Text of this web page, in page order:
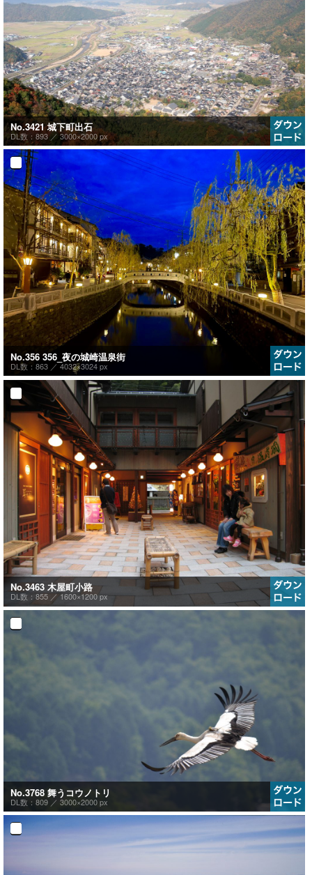
No.3421 城下町出石
DL数：893 ／3000×2000 px
No.356 356_夜の城崎温泉街
DL数：863 ／4032×3024 px
No.3463 木屋町小路
DL数：855 ／ 1600×1200 px
No.3768 舞うコウノトリ
DL数：809 ／ 3000×2000 px